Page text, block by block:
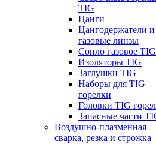
TIG
Цанги
Цангодержатели и
газовые линзы
Сопло газовое TIG
Изоляторы TIG
Заглушки TIG
Наборы для TIG
горелки
Головки TIG
Запасные части
Воздушно-плазменная
сварка, резка и строжка